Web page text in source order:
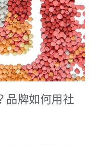
品牌如何用社